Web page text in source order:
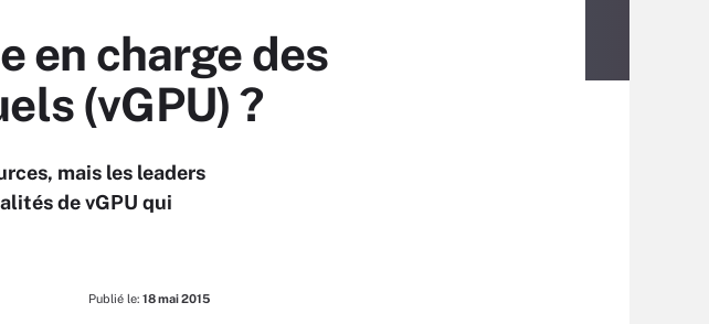
en charge des
(vGPU) ?
mais les leaders
de vGPU qui
Publié le: 18 mai 2015